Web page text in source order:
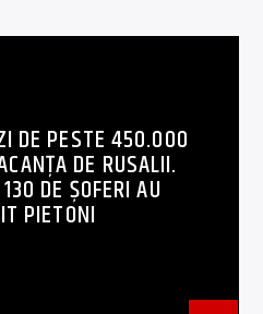
DE PESTE 450.000
DE RUSALII.
DE ȘOFERI AU
PIETONI